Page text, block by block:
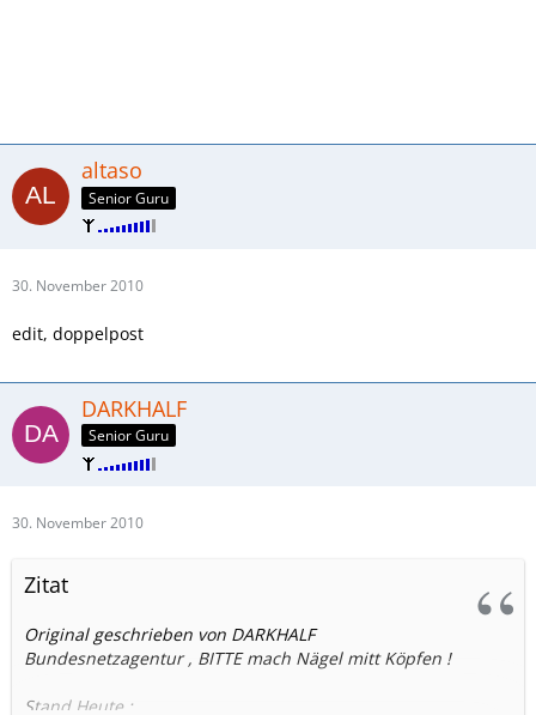
altaso
Senior Guru
30. November 2010
edit, doppelpost
DARKHALF
Senior Guru
30. November 2010
Zitat
Original geschrieben von DARKHALF
Bundesnetzagentur , BITTE mach Nägel mitt Köpfen !
Stand Heute :